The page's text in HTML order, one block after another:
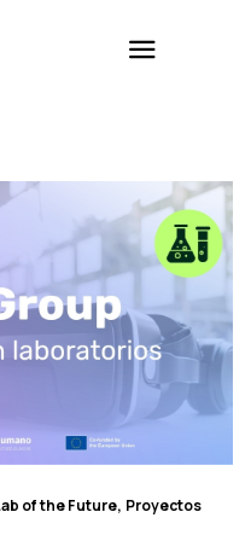
of the Future Proyectos